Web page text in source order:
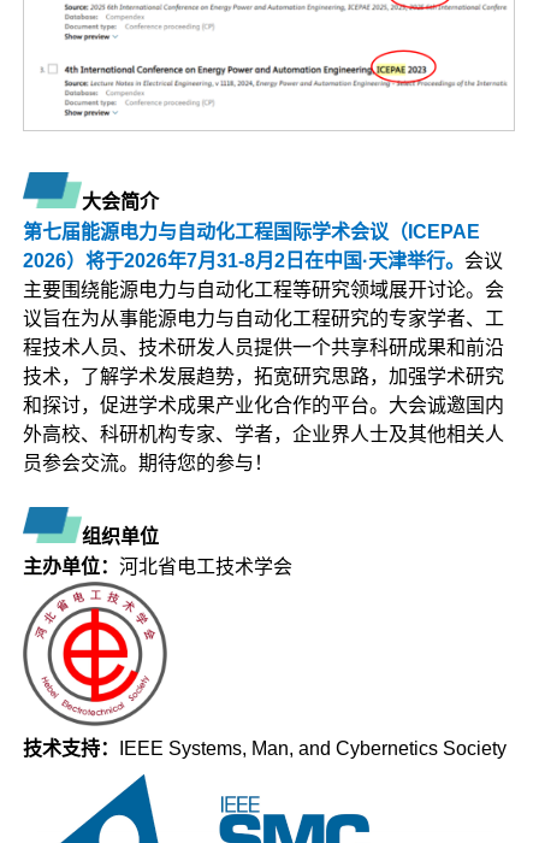
大会简介
第七届能源电力与自动化工程国际学术会议（ICEPAE
2026）将于2026年7月31-8月2日在中国·天津举行。 会议
主要围绕能源电力与自动化工程等研究领域展开讨论。会
议旨在为从事能源电力与自动化工程研究的专家学者、工
程技术人员、技术研发人员提供一个共享科研成果和前沿
技术，了解学术发展趋势，拓宽研究思路，加强学术研究
和探讨，促进学术成果产业化合作的平台。大会诚邀国内
外高校、科研机构专家、学者，企业界人士及其他相关人
员参会交流。期待您的参与！
组织单位
主办单位：河北省电工技术学会
技术支持： IEEE Systems, Man, and Cybernetics Society